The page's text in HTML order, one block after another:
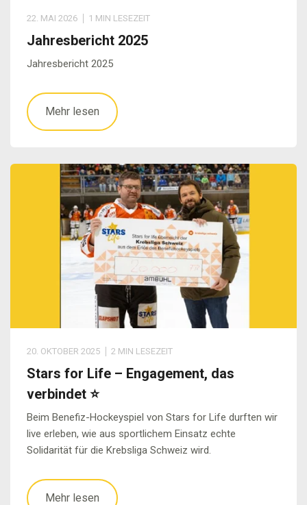
22. MAI 2026 1 MIN LESEZEIT
Jahresbericht 2025
Jahresbericht 2025
Mehr lesen
20. OKTOBER 2025 2 MIN LESEZEIT
Stars for Life – Engagement, das
verbindet ⭐
Beim Benefiz-Hockeyspiel von Stars for Life durften wir
live erleben, wie aus sportlichem Einsatz echte
Solidarität für die Krebsliga Schweiz wird.
Mehr lesen